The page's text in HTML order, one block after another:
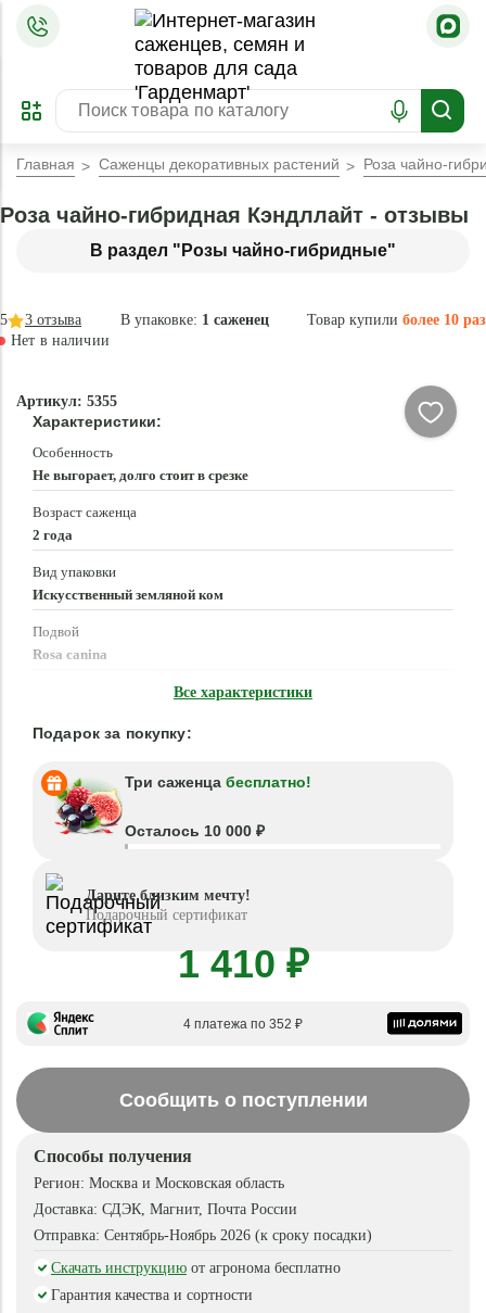
ПРЕДЗАКАЗ
ЗАБРОНИРОВАТЬ
ЛУЧШЕЕ
Главная Саженцы декоративных растений Роза чайно-
В раздел "Розы чайно-гибридные"
Роза чайно-гибридная Кэндллайт - отзывы
В упаковке: 1 саженец Товар купили более 10 раз
5 3 отзыва
Нет в наличии
Артикул: 5355
Характеристики:
Особенность
Не выгорает, долго стоит в срезке
Возраст саженца
2 года
Вид упаковки
Искусственный земляной ком
Подвой
Rosa canina
Все характеристики
Подарок за покупку:
Три саженца бесплатно!
Осталось 10 000 ₽
Дарите близким мечту!
Подарочный сертификат
1 410 ₽
4 платежа по 352 ₽
Сообщить о поступлении
Способы получения
Регион: Москва и Московская область
Доставка: СДЭК, Магнит, Почта России
Отправка: Сентябрь-Ноябрь 2026 (к сроку посадки)
Скачать инструкцию от агронома бесплатно
Гарантия качества и сортности